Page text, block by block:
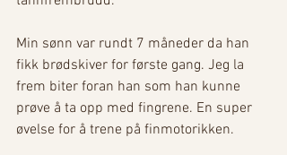
Min sønn var rundt 7 måneder da han
fikk brødskiver for første gang. Jeg la
frem biter foran han som han kunne
prøve å ta opp med fingrene. En super
øvelse for å trene på finmotorikken.